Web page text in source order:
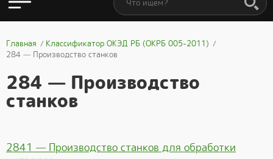
Главная
Классификатор ОКЭД РБ (ОКРБ 005-2011)
284 — Производство станков
284 — Производство
станков
2841 — Производство станков для обработки